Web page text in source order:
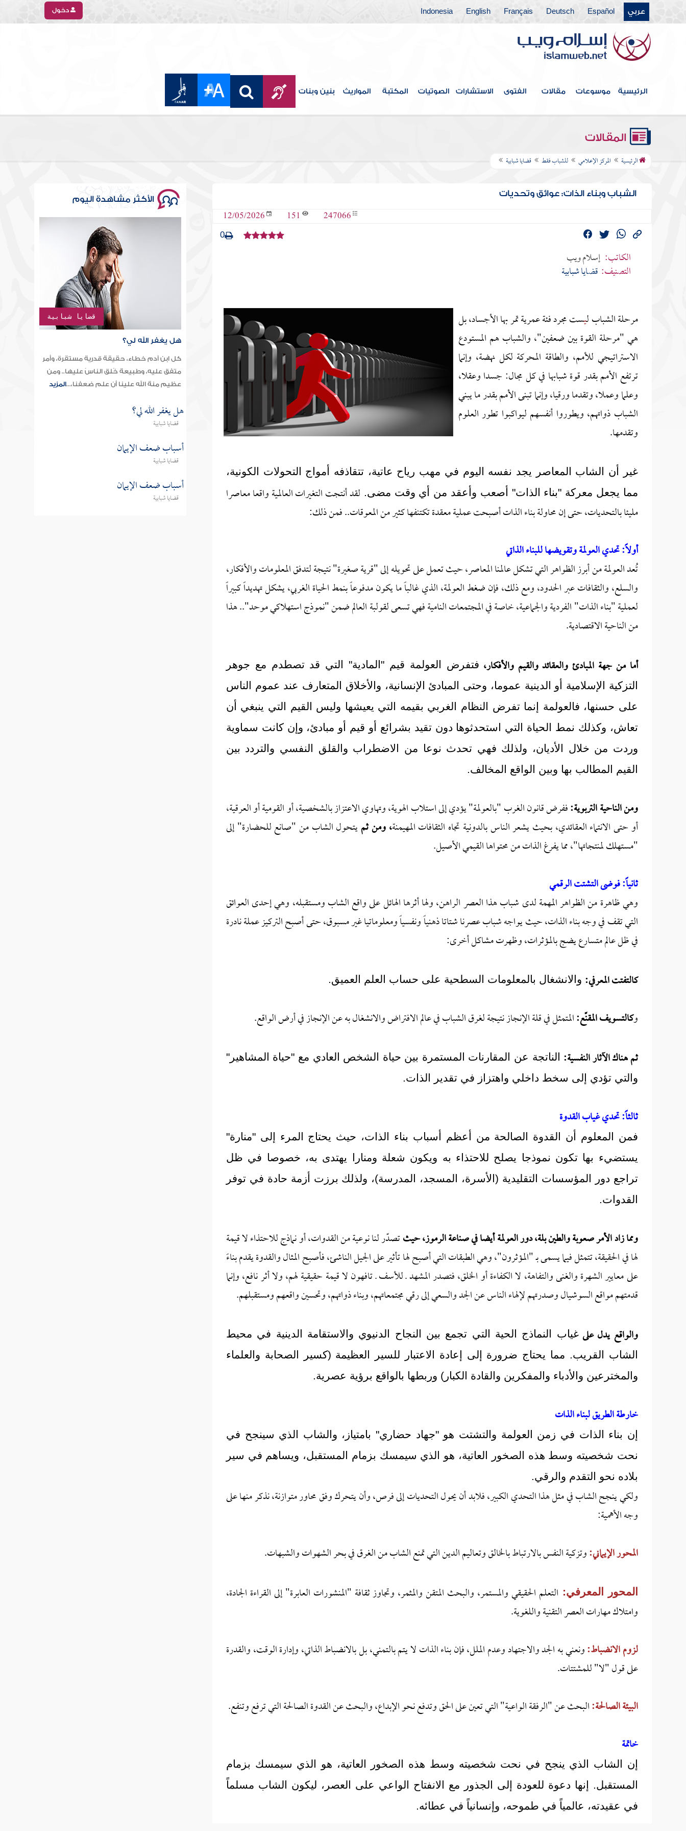
عربي Español
Deutsch
Français
English
Indonesia دخول
الرئيسية موسوعات مقالات الفتوى الاستشارات الصوتيات المكتبة المواريث بنين وبنات
المقالات
الرئيسية المركز الإعلامي للشباب فقط قضايا شبابية
الشباب وبناء الذات: عوائق وتحديات
247066
151
12/05/2026
0
الكاتب: إسلام ويب
التصنيف: قضايا شبابية
مرحلة الشباب ليست مجرد فئة عمرية تمر بها الأجساد، بل
هي "مرحلة القوة بين ضعفين"، والشباب هم المستودع
الاستراتيجي للأمم، والطاقة المحركة لكل نهضة، وإنما
ترتفع الأمم بقدر قوة شبابها في كل مجال: جسدا وعقلا،
وعلما وعملا، وتقدما ورقيا، وإنما تبنى الأمم بقدر ما يبني
الشباب ذواتهم، ويطوروا أنفسهم ليواكبوا تطور العلوم
وتقدمها.
غير أن الشاب المعاصر يجد نفسه اليوم في مهب رياح عاتية، تتقاذفه أمواج التحولات الكونية،
مما يجعل معركة "بناء الذات" أصعب وأعقد من أي وقت مضى. لقد أنتجت التغيرات العالمية واقعا معاصرا
مليئا بالتحديات، حتى إن محاولة بناء الذات أصبحت عملية معقدة تكتنفها كثير من المعوقات.. فمن ذلك:
أولاً: تحدي العولمة وتقويضها للبناء الذاتي
تُعد العولمة من أبرز الظواهر التي تشكل عالمنا المعاصر، حيث تعمل على تحويله إلى "قرية صغيرة" نتيجة لتدفق المعلومات والأفكار،
والسلع، والثقافات عبر الحدود، ومع ذلك، فإن ضغط العولمة، الذي غالباً ما يكون مدفوعاً بنمط الحياة الغربي، يشكل تهديداً كبيراً
لعملية "بناء الذات" الفردية والجماعية، خاصة في المجتمعات النامية فهي تسعى لقولبة العالم ضمن "نموذج استهلاكي موحد".. هذا
من الناحية الاقتصادية.
أما من جهة المبادئ والعقائد والقيم والأفكار، فتفرض العولمة قيم "المادية" التي قد تصطدم مع جوهر
التزكية الإسلامية أو الدينية عموما، وحتى المبادئ الإنسانية، والأخلاق المتعارف عند عموم الناس
على حسنها، فالعولمة إنما تفرض النظام الغربي بقيمه التي يعيشها وليس القيم التي ينبغي أن
تعاش، وكذلك نمط الحياة التي استحدثوها دون تقيد بشرائع أو قيم أو مبادئ، وإن كانت سماوية
وردت من خلال الأديان، ولذلك فهي تحدث نوعا من الاضطراب والقلق النفسي والتردد بين
القيم المطالب بها وبين الواقع المخالف.
ومن الناحية التربوية:ففرض قانون الغرب "بالعولمة" يؤدي إلى استلاب الهوية، وتهاوي الاعتزاز بالشخصية، أو القومية أو العرقية،
أو حتى الانتماء العقائدي، بحيث يشعر الناس بالدونية تجاه الثقافات المهيمنة، ومن ثميتحول الشاب من "صانع للحضارة" إلى
"مستهلك لمنتجاتها"، مما يفرغ الذات من محتواها القيمي الأصيل.
ثانياً: فوضى التشتت الرقمي
وهي ظاهرة من الظواهر المهمة لدى شباب هذا العصر الراهن، ولها أثرها الهائل على واقع الشاب ومستقبله، وهي إحدى العوائق
التي تقف في وجه بناء الذات، حيث يواجه شباب عصرنا شتاتا ذهنياً ونفسياً ومعلوماتيا غير مسبوق، حتى أصبح التركيز عملة نادرة
في ظل عالم متسارع يضج بالمؤثرات، وظهرت مشاكل أخرى:
كالتفتت المعرفي: والانشغال بالمعلومات السطحية على حساب العلم العميق.
وكالتسويف المقنّع:المتمثل في قلة الإنجاز نتيجة لغرق الشباب في عالم الافتراض والانشغال به عن الإنجاز في أرض الواقع.
ثم هناك الآثار النفسية: الناتجة عن المقارنات المستمرة بين حياة الشخص العادي مع "حياة المشاهير"
والتي تؤدي إلى سخط داخلي واهتزاز في تقدير الذات.
ثالثاً: تحدي غياب القدوة
فمن المعلوم أن القدوة الصالحة من أعظم أسباب بناء الذات، حيث يحتاج المرء إلى "منارة"
يستضيء بها تكون نموذجا يصلح للاحتذاء به ويكون شعلة ومنارا يهتدى به، خصوصا في ظل
تراجع دور المؤسسات التقليدية (الأسرة، المسجد، المدرسة)، ولذلك برزت أزمة حادة في توفر
القدوات.
ومما زاد الأمر صعوبة والطين بلة، دور العولمة أيضا في صناعة الرموز، حيثتصدّر لنا نوعية من القدوات، أو نماذج للاحتذاء لا قيمة
لها في الحقيقة، تتمثل فيما يسمى بـ "المؤثرون"، وهي الطبقات التي أصبح لها تأثير على الجيل الناشئ، فأصبح المثال والقدوة يقدم بناءً
على معايير الشهرة والغنى والتفاهة، لا الكفاءة أو الخلق، فتصدر المشهد ـ للأسف ـ تافهون لا قيمة حقيقية لهم، ولا أثر نافع، وإنما
قدمتهم مواقع السوشيال وصدرتهم لإلهاء الناس عن الجد والسعي إلى رقي مجتمعاتهم، وبناء ذواتهم، وتحسين واقعهم ومستقبلهم.
والواقع يدل علىغياب النماذج الحية التي تجمع بين النجاح الدنيوي والاستقامة الدينية في محيط
الشاب القريب. مما يحتاج ضرورة إلى إعادة الاعتبار للسير العظيمة (كسير الصحابة والعلماء
والمخترعين والأدباء والمفكرين والقادة الكبار) وربطها بالواقع برؤية عصرية.
خارطة الطريق لبناء الذات
إن بناء الذات في زمن العولمة والتشتت هو "جهاد حضاري" بامتياز، والشاب الذي سينجح في
نحت شخصيته وسط هذه الصخور العاتية، هو الذي سيمسك بزمام المستقبل، ويساهم في سير
بلاده نحو التقدم والرقي.
ولكي ينجح الشاب في مثل هذا التحدي الكبير، فلابد أن يحول التحديات إلى فرص، وأن يتحرك وفق محاور متوازنة، نذكر منها على
وجه الأهمية:
المحور الإيماني:وتزكية النفس بالارتباط بالخالق وتعاليم الدين التي تمنع الشاب من الغرق في بحر الشهوات والشبهات.
المحور المعرفي: التعلم الحقيقي والمستمر، والبحث المتقن والمثمر، وتجاوز ثقافة "المنشورات العابرة" إلى القراءة الجادة،
وامتلاك مهارات العصر التقنية واللغوية.
لزوم الانضباط:ونعني به الجد والاجتهاد وعدم الملل، فإن بناء الذات لا يتم بالتمني، بل بالانضباط الذاتي، وإدارة الوقت، والقدرة
على قول "لا" للمشتتات.
البيئة الصالحة:البحث عن "الرفقة الواعية" التي تعين على الحق وتدفع نحو الإبداع، والبحث عن القدوة الصالحة التي ترفع وتنفع.
خاتمة
إن الشاب الذي ينجح في نحت شخصيته وسط هذه الصخور العاتية، هو الذي سيمسك بزمام
المستقبل. إنها دعوة للعودة إلى الجذور مع الانفتاح الواعي على العصر، ليكون الشاب مسلماً
في عقيدته، عالمياً في طموحه، وإنسانياً في عطائه.
الأكثر مشاهدة اليوم
قضايا شبابية
هل يغفر الله لي؟
كل ابن آدم خطاء، حقيقة قدرية مستقرة، وأمر
متفق عليه، وطبيعة خُلق الناسُ عليها.. ومن
عظيم منة الله علينا أن علم ضعفنا،...المزيد
هل يغفر الله لي؟
قضايا شبابية
أسباب ضعف الإيمان
قضايا شبابية
أسباب ضعف الإيمان
قضايا شبابية